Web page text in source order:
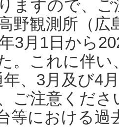
ますので、
野観測所（
3月1日から
。これに伴い
年、3月及び4
ご注意くだ
等における過